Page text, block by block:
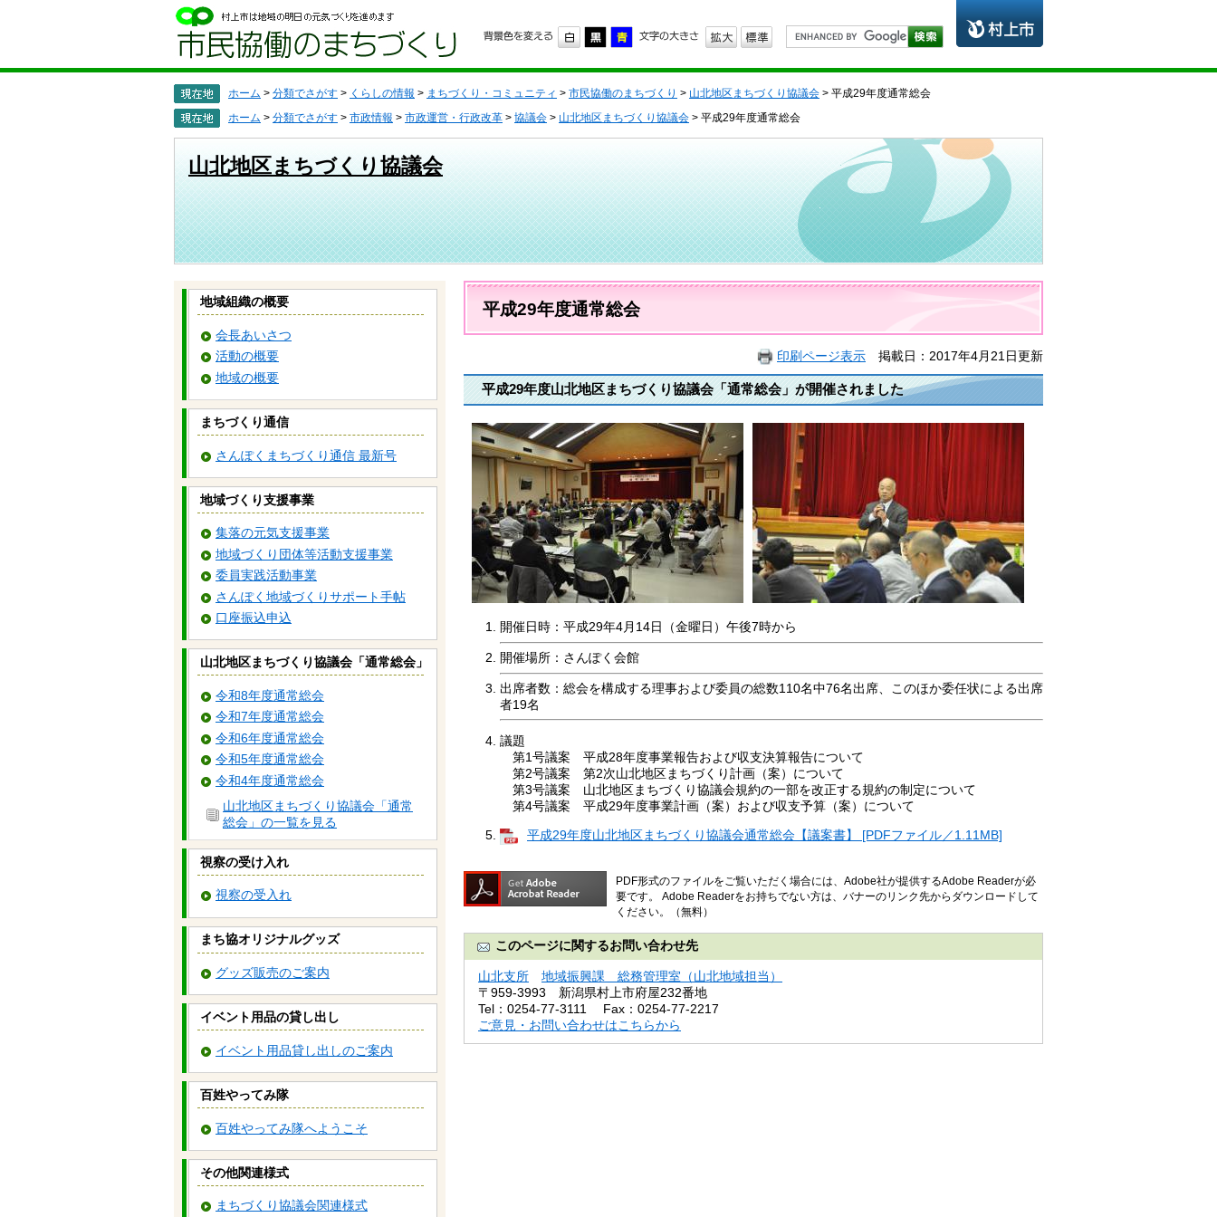
先
を
G
o
g
l
e
カ
索
ホーム > 分類でさがす > くらしの情報 > まちづくり・コミュニティ > 市民協働のまちづくり > 山北地区まちづくり協議会 > 平成29年度通常総会
ホーム > 分類でさがす > 市政情報 > 市政運営・行政改革 > 協議会 > 山北地区まちづくり協議会 > 平成29年度通常総会
山北地区まちづくり協議会
本
平成29年度通常総会
印刷ページ表示 掲載日：2017年4月21日更新
平成29年度山北地区まちづくり協議会「通常総会」が開催されました
開催日時：平成29年4月14日（金曜日）午後7時から
開催場所：さんぽく会館
出席者数：総会を構成する理事および委員の総数110名中76名出席、このほか委任状による出席
者19名
議題
第1号議案 平成28年度事業報告および収支決算報告について
第2号議案 第2次山北地区まちづくり計画（案）について
第3号議案 山北地区まちづくり協議会規約の一部を改正する規約の制定について
第4号議案 平成29年度事業計画（案）および収支予算（案）について
平成29年度山北地区まちづくり協議会通常総会【議案書】 [PDFファイル／1.11MB]
PDF形式のファイルをご覧いただく場合には、Adobe社が提供するAdobe Readerが必
要です。
Adobe Readerをお持ちでない方は、バナーのリンク先からダウンロードして
ください。（無料）
このページに関するお問い合わせ先
山北支所
地域振興課 総務管理室（山北地域担当）
〒959-3993
新潟県村上市府屋232番地
Tel：0254-77-3111
Fax：0254-77-2217
ご意見・お問い合わせはこちらから
地域組織の概要
会長あいさつ
活動の概要
地域の概要
まちづくり通信
さんぽくまちづくり通信 最新号
地域づくり支援事業
集落の元気支援事業
地域づくり団体等活動支援事業
委員実践活動事業
さんぽく地域づくりサポート手帖
口座振込申込
山北地区まちづくり協議会「通常総会」
令和8年度通常総会
令和7年度通常総会
令和6年度通常総会
令和5年度通常総会
令和4年度通常総会
山北地区まちづくり協議会「通常
総会」の一覧を見る
視察の受け入れ
視察の受入れ
まち協オリジナルグッズ
グッズ販売のご案内
イベント用品の貸し出し
イベント用品貸し出しのご案内
百姓やってみ隊
百姓やってみ隊へようこそ
その他関連様式
まちづくり協議会関連様式